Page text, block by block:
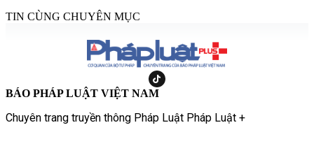
TIN CÙNG CHUYÊN MỤC
BÁO PHÁP LUẬT VIỆT NAM
Chuyên trang truyền thông Pháp Luật Pháp Luật +